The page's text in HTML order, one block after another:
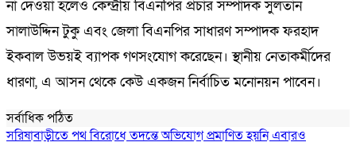
না দেওয়া হলেও কেন্দ্রীয় বিএনপির প্রচার সম্পাদক সুলতান
সালাউদ্দিন টুকু এবং জেলা বিএনপির সাধারণ সম্পাদক ফরহাদ
ইকবাল উভয়ই ব্যাপক গণসংযোগ করেছেন। স্থানীয় নেতাকর্মীদের
ধারণা, এ আসন থেকে কেউ একজন নির্বাচিত মনোনয়ন পাবেন।
সর্বাধিক পঠিত
সরিষাবাড়ীতে পথ বিরোধে তদন্তে অভিযোগ প্রমাণিত হয়নি এবারও